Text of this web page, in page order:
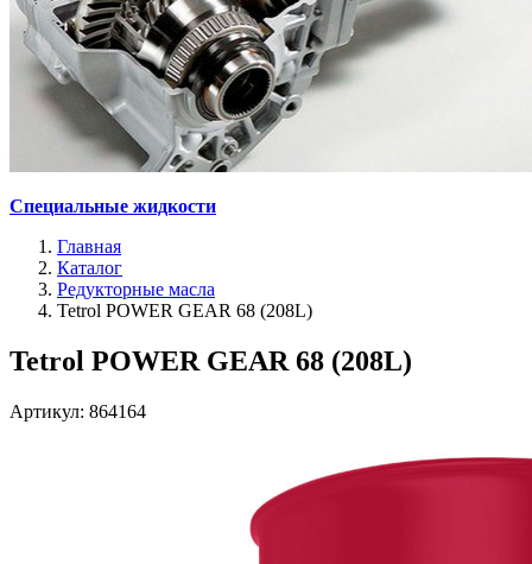
Специальные жидкости
Главная
Каталог
Редукторные масла
Tetrol POWER GEAR 68 (208L)
Tetrol POWER GEAR 68 (208L)
Артикул: 864164